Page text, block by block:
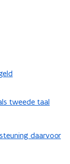
tweede taal
daarvoor